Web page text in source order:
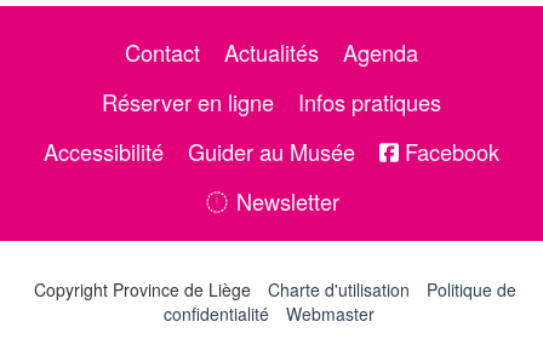
Contact Actualités
Agenda
Réserver en ligne
Infos pratiques
Accessibilité
Guider au Musée
Facebook
Newsletter
Copyright Province de Liège Charte d'utilisation
Politique de
confidentialité
Webmaster